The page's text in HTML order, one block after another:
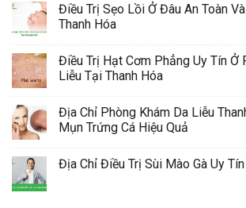
Điều Trị Sẹo Lồi Ở Đâu An Toàn
Thanh Hóa
Điều Trị Hạt Cơm Phẳng Uy Tín Ở
Liễu Tại Thanh Hóa
Địa Chỉ Phòng Khám Da Liễu
Mụn Trứng Cá Hiệu Quả
Địa Chỉ Điều Trị Sùi Mào Gà Uy